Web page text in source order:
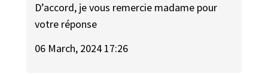
D’accord, je vous remercie madame pour
votre réponse
06 March, 2024 17:26